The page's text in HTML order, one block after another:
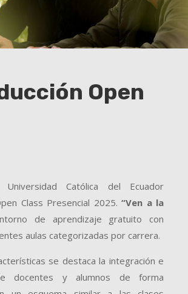
Open
Católica del Ecuador
Class Presencial 2025. “Ven a la
de aprendizaje gratuito con
aulas categorizadas por carrera.
se destaca la integración e
docentes y alumnos de forma